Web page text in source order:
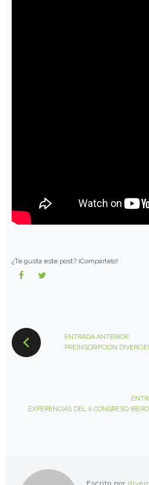
¿Te gusta este post? ¡Compártelo!
DE
ENTRADAS
ENTRADA ANTERIOR
PREINSCRIPCIÓN
EXPERENCIAS DEL II CONGRESO
Escrito por